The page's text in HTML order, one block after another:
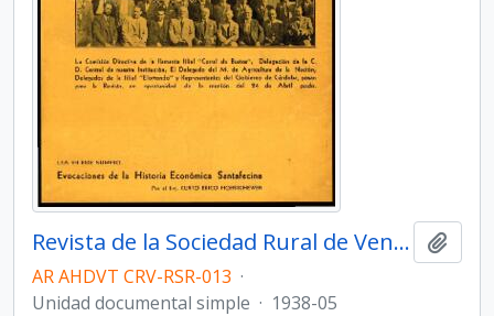
Revista de la Sociedad Rural de Venado Tuerto - Número 13
AR AHDVT CRV-RSR-013 ·
Unidad documental simple · 1938-05